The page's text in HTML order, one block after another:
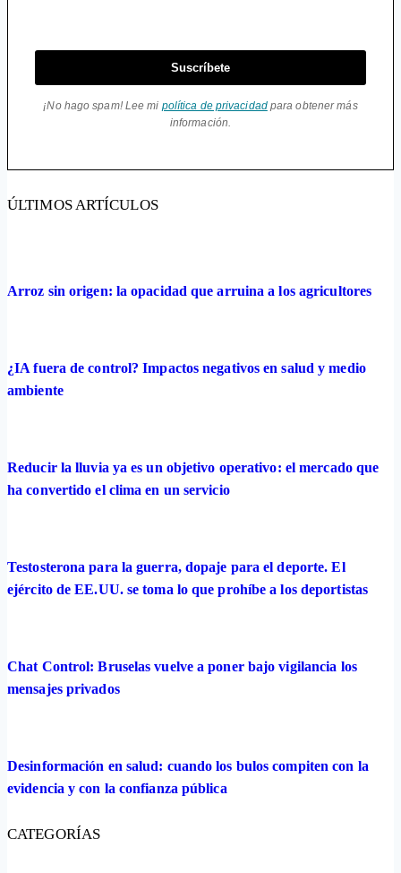
Suscríbete
¡No hago spam! Lee mi política de privacidadpara obtener más
información.
ÚLTIMOS ARTÍCULOS
Arroz sin origen: la opacidad que arruina a los agricultores
¿IA fuera de control? Impactos negativos en salud y medio
ambiente
Reducir la lluvia ya es un objetivo operativo: el mercado que
ha convertido el clima en un servicio
Testosterona para la guerra, dopaje para el deporte. El
ejército de EE.UU. se toma lo que prohíbe a los deportistas
Chat Control: Bruselas vuelve a poner bajo vigilancia los
mensajes privados
Desinformación en salud: cuando los bulos compiten con la
evidencia y con la confianza pública
CATEGORÍAS